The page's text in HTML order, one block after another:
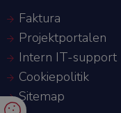
Faktura
Projektportalen
Intern IT-support
Cookiepolitik
Sitemap